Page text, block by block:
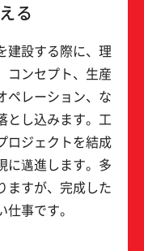
る
建設する際に、理
コンセプト、生産
ペレーション、な
とし込みます。工
ロジェクトを結成
に邁進します。多
ますが、完成した
事です。